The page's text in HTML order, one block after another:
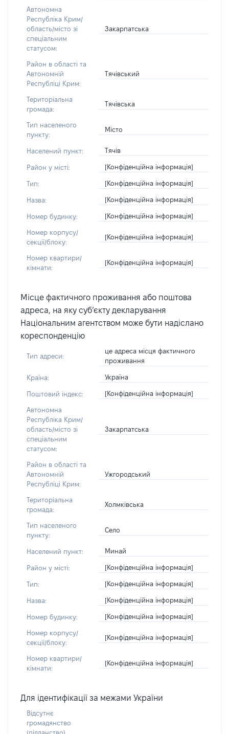
Автономна
Республіка Крим/
область/місто зі
спеціальним
статусом:
Закарпатська
Район в області та
Автономній
Республіці Крим:
Тячівський
Територіальна
громада:
Тячівська
Тип населеного
пункту:
Місто
Населений пункт: Тячів
Район у місті: [Конфіденційна інформація]
Тип: [Конфіденційна інформація]
Назва: [Конфіденційна інформація]
Номер будинку: [Конфіденційна інформація]
Номер корпусу/
секції/блоку:
[Конфіденційна інформація]
Номер квартири/
кімнати:
[Конфіденційна інформація]
Місце фактичного проживання або поштова
адреса, на яку суб’єкту декларування
Національним агентством може бути надіслано
кореспонденцію
Тип адреси:
це адреса місця фактичного
проживання
Країна: Україна
Поштовий індекс: [Конфіденційна інформація]
Автономна
Республіка Крим/
область/місто зі
спеціальним
статусом:
Закарпатська
Район в області та
Автономній
Республіці Крим:
Ужгородський
Територіальна
громада:
Холмківська
Тип населеного
пункту:
Село
Населений пункт: Минай
Район у місті: [Конфіденційна інформація]
Тип: [Конфіденційна інформація]
Назва: [Конфіденційна інформація]
Номер будинку: [Конфіденційна інформація]
Номер корпусу/
секції/блоку:
[Конфіденційна інформація]
Номер квартири/
кімнати:
[Конфіденційна інформація]
Для ідентифікації за межами України
Відсутнє
громадянство
(підданство)